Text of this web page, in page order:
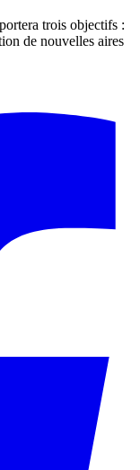
trois objectifs :
de nouvelles aires